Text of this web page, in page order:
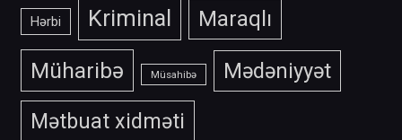
Hərbi Kriminal Maraqlı
Müharibə Müsahibə
Mədəniyyət
Mətbuat xidməti